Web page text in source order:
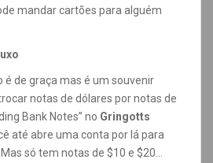
mandar cartões para alguém
é de graça mas é um souvenir
notas de dólares por notas de
Bank Notes” no Gringotts
até abre uma conta por lá para
só tem notas de $10 e $20…